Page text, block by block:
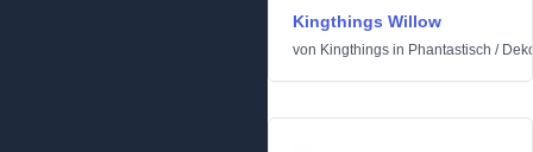
Kingthings Willow
von Kingthings in Phantastisch /